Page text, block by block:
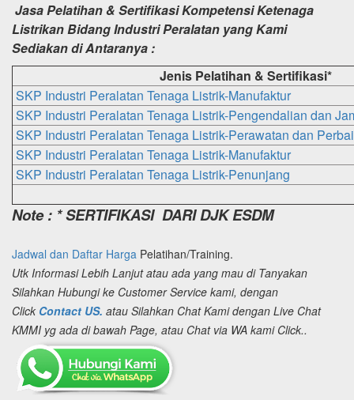
Jasa Pelatihan & Sertifikasi Kompetensi Ketenaga
Listrikan Bidang Industri Peralatan yang Kami
Sediakan di Antaranya :
Jenis Pelatihan & Sertifikasi*
SKP Industri Peralatan Tenaga Listrik-Manufaktur
SKP Industri Peralatan Tenaga Listrik-Pengendalian dan
SKP Industri Peralatan Tenaga Listrik-Perawatan dan
SKP Industri Peralatan Tenaga Listrik-Manufaktur
SKP Industri Peralatan Tenaga Listrik-Penunjang
Note : * SERTIFIKASI DARI DJK ESDM
Jadwal dan Daftar Harga Pelatihan/Training.
Utk Informasi Lebih Lanjut atau ada yang mau di Tanyakan
Silahkan Hubungi ke Customer Service kami, dengan
Click Contact US. atau Silahkan Chat Kami dengan Live Chat
KMMI yg ada di bawah Page, atau Chat via WA kami Click..